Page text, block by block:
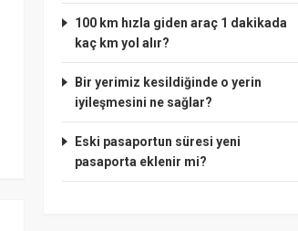
100 km hızla giden araç 1 dakikada
kaç km yol alır?
Bir yerimiz kesildiğinde o yerin
iyileşmesini ne sağlar?
Eski pasaportun süresi yeni
pasaporta eklenir mi?